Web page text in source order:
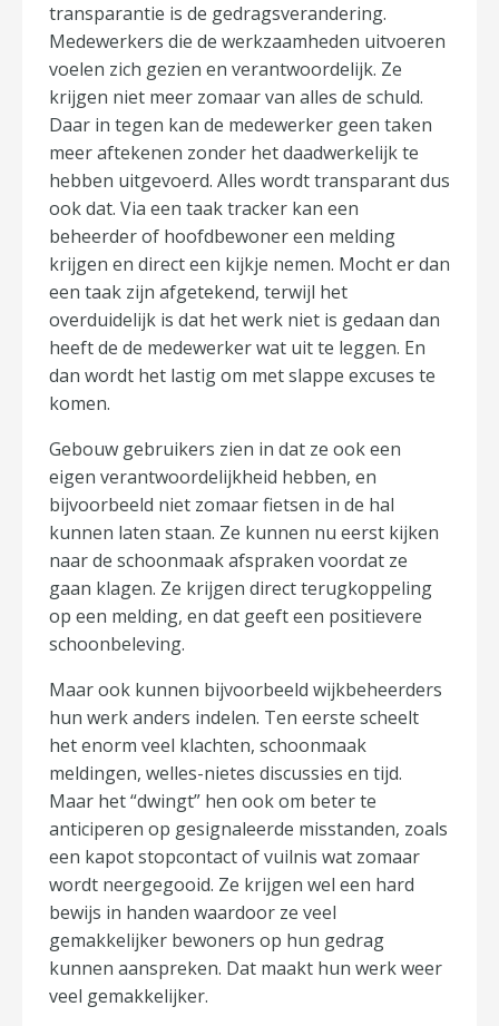
transparantie is de gedragsverandering.
Medewerkers die de werkzaamheden uitvoeren
voelen zich gezien en verantwoordelijk. Ze
krijgen niet meer zomaar van alles de schuld.
Daar in tegen kan de medewerker geen taken
meer aftekenen zonder het daadwerkelijk te
hebben uitgevoerd. Alles wordt transparant dus
ook dat. Via een taak tracker kan een
beheerder of hoofdbewoner een melding
krijgen en direct een kijkje nemen. Mocht er dan
een taak zijn afgetekend, terwijl het
overduidelijk is dat het werk niet is gedaan dan
heeft de de medewerker wat uit te leggen. En
dan wordt het lastig om met slappe excuses te
komen.
Gebouw gebruikers zien in dat ze ook een
eigen verantwoordelijkheid hebben, en
bijvoorbeeld niet zomaar fietsen in de hal
kunnen laten staan. Ze kunnen nu eerst kijken
naar de schoonmaak afspraken voordat ze
gaan klagen. Ze krijgen direct terugkoppeling
op een melding, en dat geeft een positievere
schoonbeleving.
Maar ook kunnen bijvoorbeeld wijkbeheerders
hun werk anders indelen. Ten eerste scheelt
het enorm veel klachten, schoonmaak
meldingen, welles-nietes discussies en tijd.
Maar het “dwingt” hen ook om beter te
anticiperen op gesignaleerde misstanden, zoals
een kapot stopcontact of vuilnis wat zomaar
wordt neergegooid. Ze krijgen wel een hard
bewijs in handen waardoor ze veel
gemakkelijker bewoners op hun gedrag
kunnen aanspreken. Dat maakt hun werk weer
veel gemakkelijker.